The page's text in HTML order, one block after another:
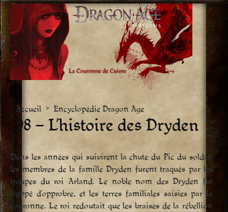
Aller
vers
le
contenu
Accueil > Encyclopédie Dragon Age
98 – L’histoire des Dryden
Dans les années qui suivirent la chute du Pic du soldat,
les membres de la famille Dryden furent traqués par les
troupes du roi Arland. Le noble nom des Dryden fut
frappé d’opprobre, et les terres familiales saisies par la
couronne. Le roi redoutait que les braises de la rébellion